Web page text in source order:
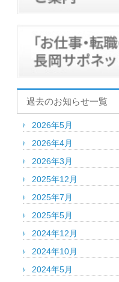
過去のお知らせ一覧
2026年5月
2026年4月
2026年3月
2025年12月
2025年7月
2025年5月
2024年12月
2024年10月
2024年5月